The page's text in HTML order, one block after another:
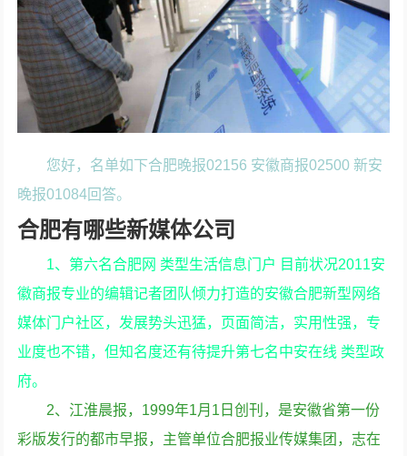
您好，名单如下合肥晚报02156 安徽商报02500 新安
晚报01084回答。
合肥有哪些新媒体公司
1、第六名合肥网 类型生活信息门户 目前状况2011安
徽商报专业的编辑记者团队倾力打造的安徽合肥新型网络
媒体门户社区，发展势头迅猛，页面简洁，实用性强，专
业度也不错，但知名度还有待提升第七名中安在线 类型政
府。
2、江淮晨报，1999年1月1日创刊，是安徽省第一份
彩版发行的都市早报，主管单位合肥报业传媒集团，志在